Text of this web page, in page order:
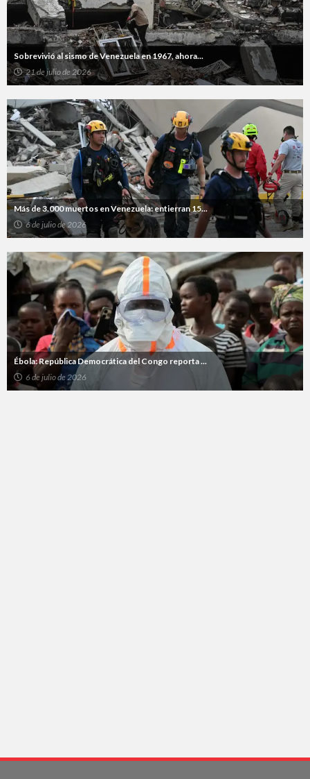
Sobrevivió al sismo de Venezuela en 1967, ahora...
21 de julio de 2026
Más de 3.000 muertos en Venezuela: entierran 15...
6 de julio de 2026
Ébola: República Democrática del Congo reporta ...
6 de julio de 2026